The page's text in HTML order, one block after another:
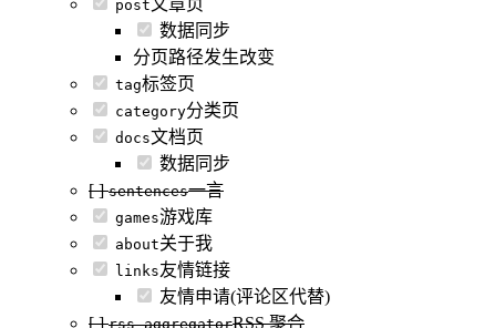
post
数据同步
分页路径发生改变
tag标签页
category分类页
docs文档页
数据同步
[ ]sentences一言
games游戏库
about关于我
links友情链接
友情申请(评论区代替)
[ ]rss-aggregatorRSS 聚合